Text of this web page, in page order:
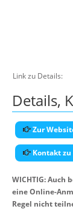
Link zu Details:
Details,
Zur
Kontakt
WICHTIG: Auch
eine Online-
Regel nicht